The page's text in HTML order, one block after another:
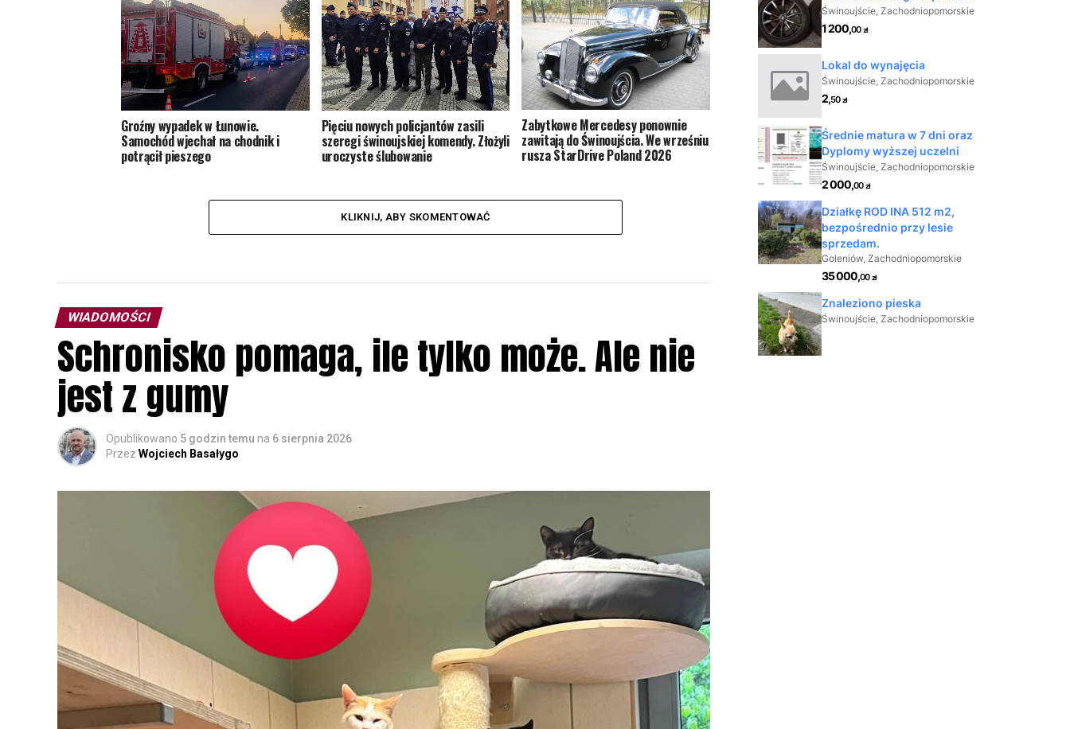
Groźny wypadek w Łunowie.
Samochód wjechał na chodnik i
potrącił pieszego
Pięciu nowych policjantów zasili
szeregi świnoujskiej komendy. Złożyli
uroczyste ślubowanie
Zabytkowe Mercedesy ponownie
zawitają do Świnoujścia. We wrześniu
rusza StarDrive Poland 2026
KLIKNIJ, ABY SKOMENTOWAĆ
WIADOMOŚCI
Schronisko pomaga, ile tylko może. Ale nie
jest z gumy
Opublikowano 5 godzin temu na 6 sierpnia 2026
Przez Wojciech Basałygo